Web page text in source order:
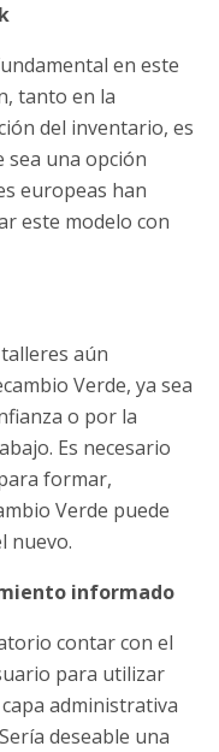
en este
tanto en la
del inventario, es
sea una opción
europeas han
este modelo con
aún
Verde, ya sea
o por la
Es necesario
formar,
Verde puede
nuevo.
informado
contar con el
para utilizar
administrativa
deseable una